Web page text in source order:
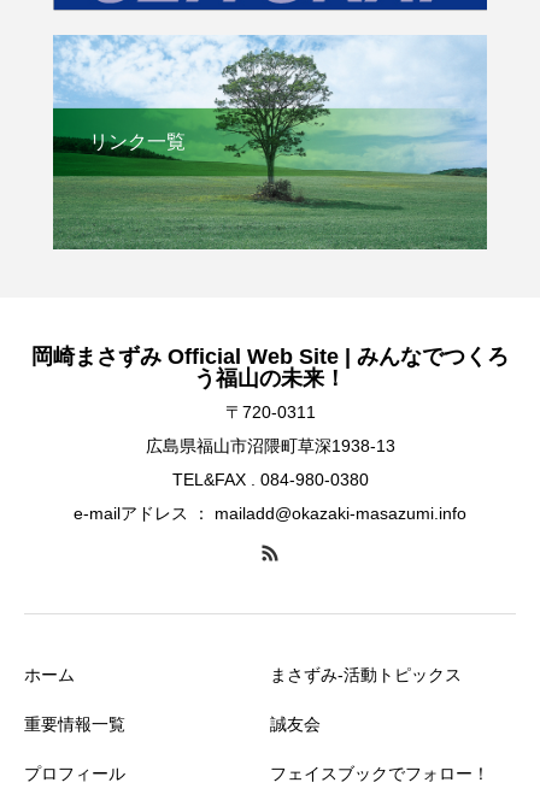
リンク一覧
岡崎まさずみ Official Web Site | みんなでつくろ
う福山の未来！
〒720-0311
広島県福山市沼隈町草深1938-13
TEL&FAX . 084-980-0380
e-mailアドレス ： mailadd@okazaki-masazumi.info
ホーム
重要情報一覧
プロフィール
まさずみ-活動トピックス
誠友会
フェイスブックでフォロー！